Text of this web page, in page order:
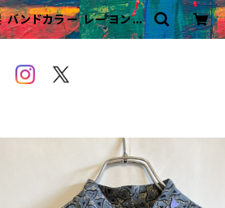
バンドカラー レーヨンシ
ーバー レトロシャツ 柄シ